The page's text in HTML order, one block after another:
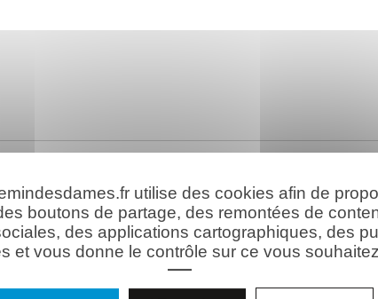
utilise des cookies afin de
boutons de partage, des remontées de
des applications cartographiques, des
et vous donne le contrôle sur ce vous